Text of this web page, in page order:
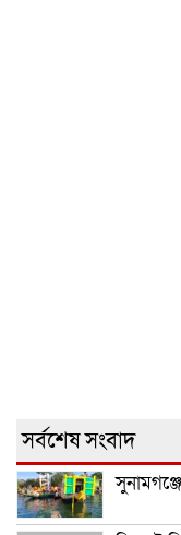
সর্বশেষ সংবাদ